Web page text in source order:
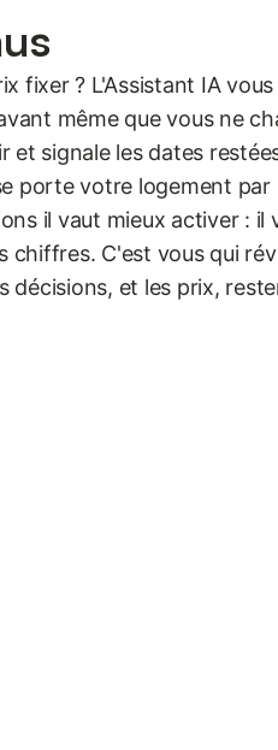
fixer ? L'Assistant IA
même que vous ne
et signale les dates
porte votre logement par
il vaut mieux activer : il
chiffres. C'est vous qui
et les prix,